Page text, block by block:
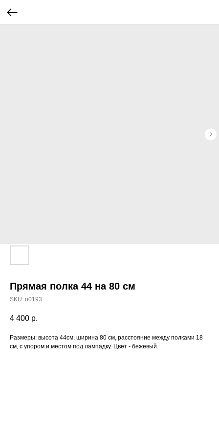
Прямая полка 44 на 80 см
SKU: n0193
4 400 р.
Размеры: высота 44см, ширина 80 см, расстояние между полками 18
см, с упором и местом под лампадку. Цвет - бежевый.